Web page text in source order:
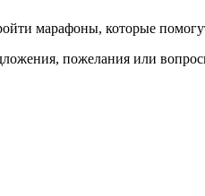
марафоны, которые
пожелания или